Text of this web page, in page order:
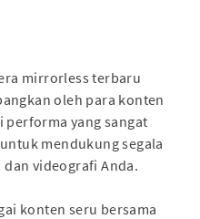
mirrorless terbaru
oleh para konten
yang sangat
mendukung segala
videografi Anda.
konten seru bersama